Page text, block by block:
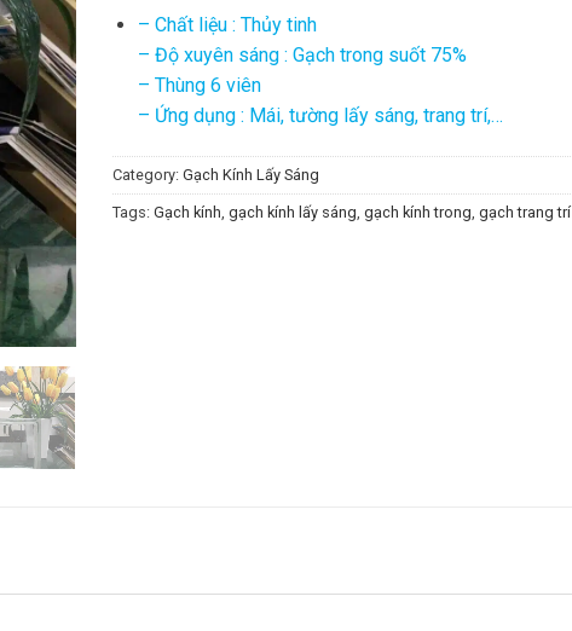
– Chất liệu : Thủy tinh
– Độ xuyên sáng : Gạch trong suốt 75%
– Thùng 6 viên
– Ứng dụng : Mái, tường lấy sáng, trang trí,…
Category: Gạch Kính Lấy Sáng
Tags: Gạch kính, gạch kính lấy sáng, gạch kính trong, gạch trang trí